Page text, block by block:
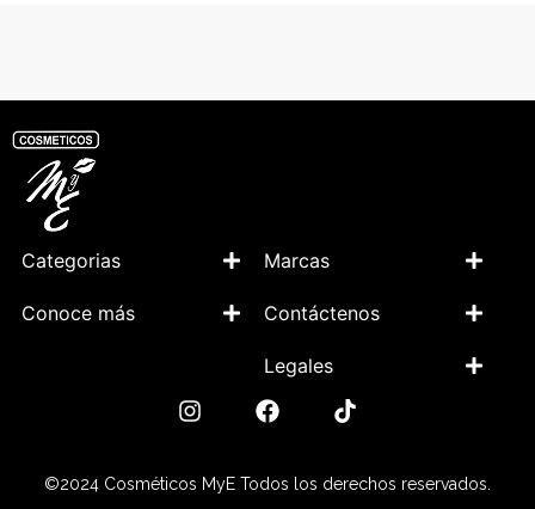
Categorias
Conoce más
Marcas
Contáctenos
Legales
©2024 Cosméticos MyE Todos los derechos reservados.